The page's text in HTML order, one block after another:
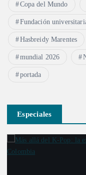
Copa del Mundo
Fundación
Hasbreidy Marentes
mundial 2026
portada
Especiales